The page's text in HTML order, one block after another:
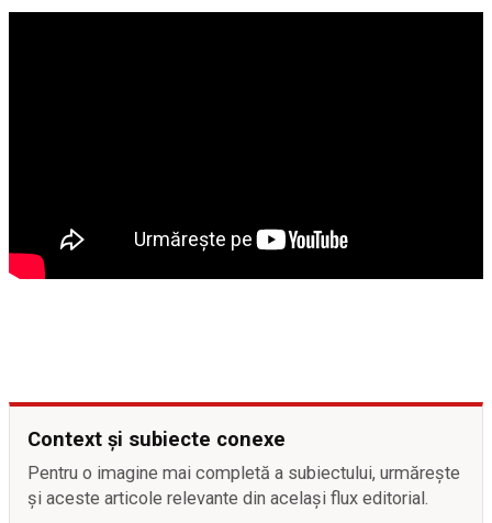
Context și subiecte conexe
Pentru o imagine mai completă a subiectului, urmărește
și aceste articole relevante din același flux editorial.